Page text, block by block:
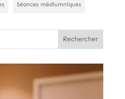
Séances médiumniques
Rechercher